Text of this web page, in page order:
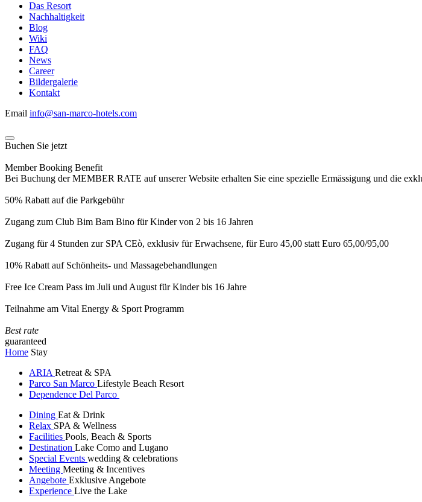
Das Resort
Nachhaltigkeit
Blog
Wiki
FAQ
News
Career
Bildergalerie
Kontakt
Email info@san-marco-hotels.com
Buchen Sie jetzt
Member Booking Benefit
Bei Buchung der MEMBER RATE auf unserer Website erhalten Sie eine spezielle Ermässigung und die
50% Rabatt auf die Parkgebühr
Zugang zum Club Bim Bam Bino für Kinder von 2 bis 16 Jahren
Zugang für 4 Stunden zur SPA CEò, exklusiv für Erwachsene, für Euro 45,00 statt Euro 65,00/95,00
10% Rabatt auf Schönheits- und Massagebehandlungen
Free Ice Cream Pass im Juli und August für Kinder bis 16 Jahre
Teilnahme am Vital Energy & Sport Programm
Best rate
guaranteed
Home Stay
ARIA Retreat & SPA
Parco San Marco Lifestyle Beach Resort
Dependence Del Parco
Dining Eat & Drink
Relax SPA & Wellness
Facilities Pools, Beach & Sports
Destination Lake Como and Lugano
Special Events wedding & celebrations
Meeting Meeting & Incentives
Angebote Exklusive Angebote
Experience Live the Lake